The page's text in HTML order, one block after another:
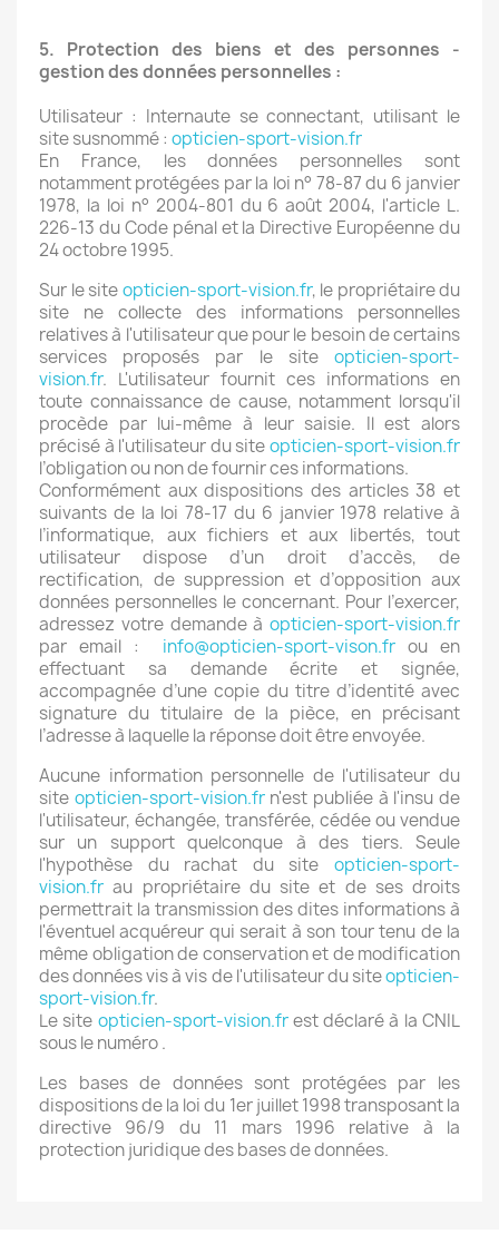
5. Protection des biens et des personnes -
gestion des données personnelles :
Utilisateur : Internaute se connectant, utilisant le
site susnommé : opticien-sport-vision.fr
En France, les données personnelles sont
notamment protégées par la loi n° 78-87 du 6 janvier
1978, la loi n° 2004-801 du 6 août 2004, l'article L.
226-13 du Code pénal et la Directive Européenne du
24 octobre 1995.
Sur le siteopticien-sport-vision.fr, le propriétaire du
site ne collecte des informations personnelles
relatives à l'utilisateur que pour le besoin de certains
services proposés par le siteopticien-sport-
vision.fr. L'utilisateur fournit ces informations en
toute connaissance de cause, notamment lorsqu'il
procède par lui-même à leur saisie. Il est alors
précisé à l'utilisateur du siteopticien-sport-vision.fr
l’obligation ou non de fournir ces informations.
Conformément aux dispositions des articles 38 et
suivants de la loi 78-17 du 6 janvier 1978 relative à
l’informatique, aux fichiers et aux libertés, tout
utilisateur dispose d’un droit d’accès, de
rectification, de suppression et d’opposition aux
données personnelles le concernant. Pour l’exercer,
adressez votre demande à opticien-sport-vision.fr
par email : info@opticien-sport-vison.fr ou en
effectuant sa demande écrite et signée,
accompagnée d’une copie du titre d’identité avec
signature du titulaire de la pièce, en précisant
l’adresse à laquelle la réponse doit être envoyée.
Aucune information personnelle de l'utilisateur du
site opticien-sport-vision.frn'est publiée à l'insu de
l'utilisateur, échangée, transférée, cédée ou vendue
sur un support quelconque à des tiers. Seule
l'hypothèse du rachat du site opticien-sport-
vision.fr au propriétaire du site et de ses droits
permettrait la transmission des dites informations à
l'éventuel acquéreur qui serait à son tour tenu de la
même obligation de conservation et de modification
des données vis à vis de l'utilisateur du siteopticien-
sport-vision.fr.
Le site opticien-sport-vision.frest déclaré à la CNIL
sous le numéro .
Les bases de données sont protégées par les
dispositions de la loi du 1er juillet 1998 transposant la
directive 96/9 du 11 mars 1996 relative à la
protection juridique des bases de données.